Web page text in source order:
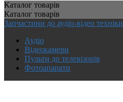
Каталог товарів
Каталог товарів
Запчастини до аудіо-відео техніки
Аудіо
Відеокамери
Пульти до телевізорів
Фотоапарати